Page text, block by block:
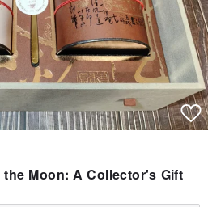
Moon: A Collector's Gift